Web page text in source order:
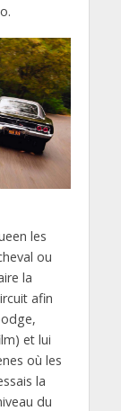
les
ou
la
afin
et lui
où les
la
du